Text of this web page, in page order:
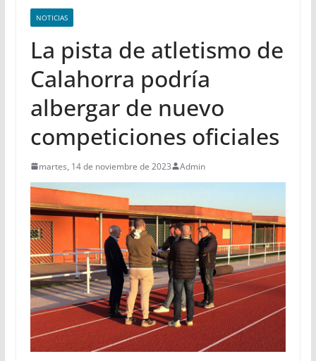
NOTICIAS
La pista de atletismo de
Calahorra podría
albergar de nuevo
competiciones oficiales
martes, 14 de noviembre de 2023 Admin